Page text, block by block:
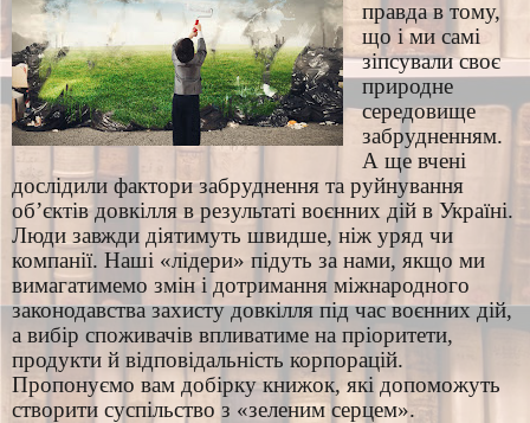
правда в тому,
що і ми самі
зіпсували своє
природне
середовище
забрудненням.
А ще вчені
дослідили фактори забруднення та руйнування
об’єктів довкілля в результаті воєнних дій в Україні.
Люди завжди діятимуть швидше, ніж уряд чи
компанії. Наші «лідери» підуть за нами, якщо ми
вимагатимемо змін і дотримання міжнародного
законодавства захисту довкілля під час воєнних дій,
а вибір споживачів впливатиме на пріоритети,
продукти й відповідальність корпорацій.
Пропонуємо вам добірку книжок, які допоможуть
створити суспільство з «зеленим серцем».